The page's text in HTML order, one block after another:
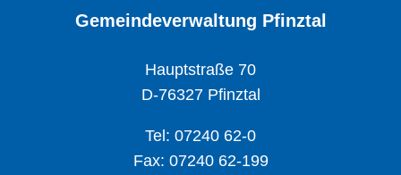
Gemeindeverwaltung Pfinztal
Hauptstraße 70
D-76327 Pfinztal
Tel: 07240 62-0
Fax: 07240 62-199